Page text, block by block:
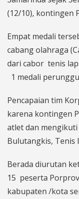
(12/10), kontingen
Empat medali
cabang olahraga
dari cabor tenis
1 medali
Pencapaian tim
karena kontingen
atlet dan
Bulutangkis, Tenis
Berada diurutan
15 peserta
kabupaten /kota